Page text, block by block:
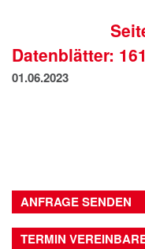
DATENSCHUTZ
Datenblätter:
01.06.2023
ANFRAGE SENDEN
TERMIN